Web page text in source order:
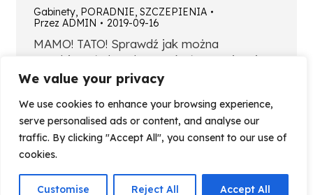
We value your privacy
We use cookies to enhance your browsing experience,
serve personalised ads or content, and analyse our
traffic. By clicking "Accept All", you consent to our use of
cookies.
Customise Reject All Accept All
Gabinety, PORADNIE, SZCZEPIENIA
Przez ADMIN 2019-09-16
MAMO! TATO! Sprawdź jak można
zapobiegać chorobom zakaźnym Więcej
informacji na wizycie w CMZ Spis treści1.
ważne3. Przebieg wizyty szczepiennej4.
Kiedy szczepić dziecko5. Zakres szczepień
w CMZ6. Kalendarz szczepień7. Kiedy
odwołać wizytę8. Szczepienia zalecane w
CMZ9. Cennik szczepień SZCZEPIENIA
OCHRONNE – dlaczego ważne Szczepienia